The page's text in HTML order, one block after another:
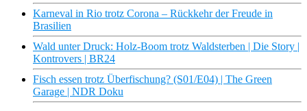
Karneval in Rio trotz Corona – Rückkehr der Freude in
Brasilien
Wald unter Druck: Holz-Boom trotz Waldsterben | Die Story |
Kontrovers | BR24
Fisch essen trotz Überfischung? (S01/E04) | The Green
Garage | NDR Doku